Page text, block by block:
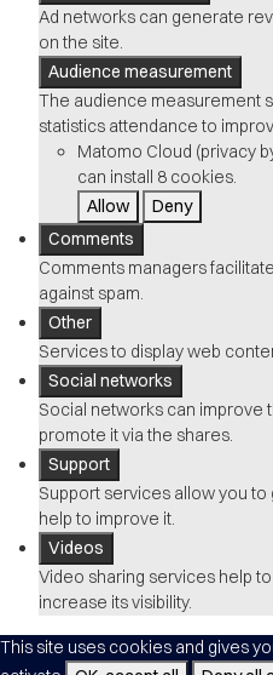
Ad networks can generate
on the site.
Audience measurement
The audience measurement
statistics attendance to
Matomo Cloud (privacy
can install 8 cookies.
Allow
Deny
Comments
Comments managers
against spam.
Other
Services to display web
Social networks
Social networks can improve
promote it via the shares.
Support
Support services allow you
help to improve it.
Videos
Video sharing services help
increase its visibility.
This site uses cookies and gives